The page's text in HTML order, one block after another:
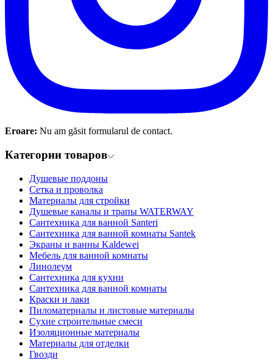
Eroare: Nu am găsit formularul de contact.
Категории товаров
Душевые поддоны
Сетка и проволка
Материалы для стройки
Душевые каналы и трапы WATERWAY
Сантехника для ванной Santeri
Сантехника для ванной комнаты Santek
Экраны и ванны Kaldewei
Мебель для ванной комнаты
Линолеум
Сантехника для кухни
Сантехника для ванной комнаты
Краски и лаки
Пиломатериалы и листовые материалы
Сухие строительные смеси
Изоляционные материалы
Материалы для отделки
Гвозди